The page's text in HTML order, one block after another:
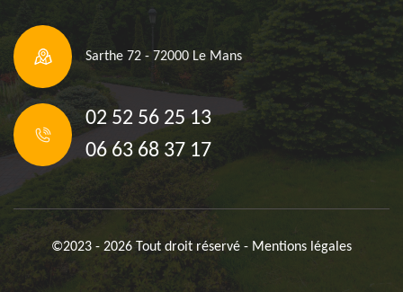
Sarthe 72 - 72000 Le Mans
02 52 56 25 13
06 63 68 37 17
©2023 - 2026 Tout droit réservé - Mentions légales